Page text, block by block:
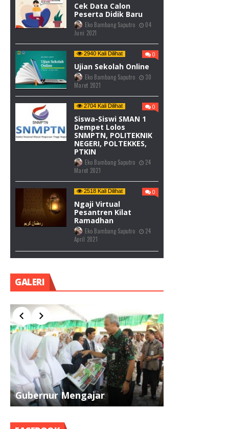
Cek Data Calon
Peserta Didik Baru
Eko Bambang Saputro
04
Juni 2021
2940 Kali Dilihat 0
Ujian Sekolah Online
Eko Bambang Saputro
30
Maret 2021
2704 Kali Dilihat 0
Siswa-Siswi SMAN 1
Dempet Lolos
SNMPTN, POLITEKNIK
NEGERI, POLTEKKES,
PTKIN
Eko Bambang Saputro
24
Maret 2021
2518 Kali Dilihat 0
Ngaji Virtual
Pesantren Kilat
Ramadhan
Eko Bambang Saputro
24
April 2021
GALERI
Gubernur Mengajar